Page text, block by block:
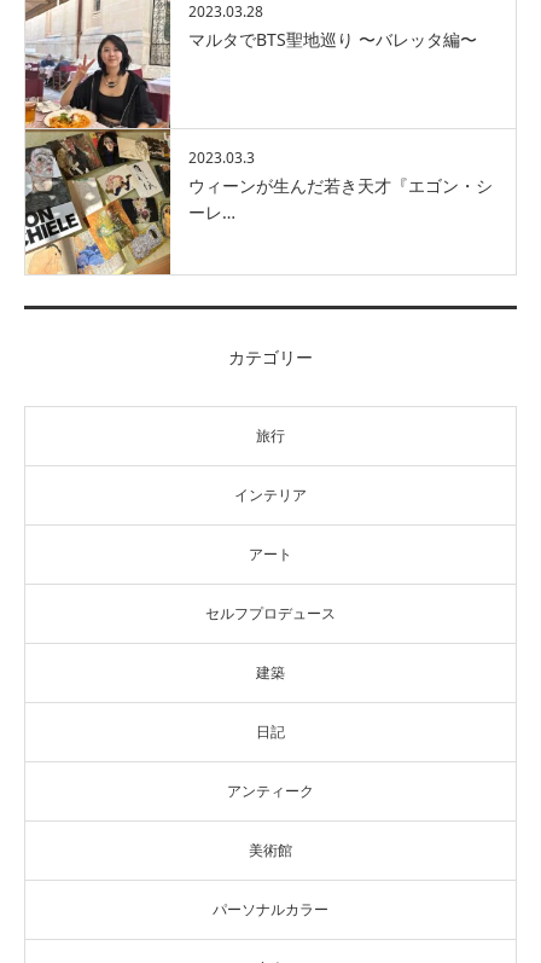
2023.03.28
マルタでBTS聖地巡り 〜バレッタ編〜
2023.03.3
ウィーンが生んだ若き天才『エゴン・シ
ーレ…
カテゴリー
旅行
インテリア
アート
セルフプロデュース
建築
日記
アンティーク
美術館
パーソナルカラー